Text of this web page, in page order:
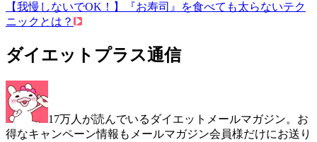
【我慢しないでOK！】『お寿司』を食べても太らないテク
ニックとは？
ダイエットプラス通信
17万人が読んでいるダイエットメールマガジン。お
得なキャンペーン情報もメールマガジン会員様だけにお送り